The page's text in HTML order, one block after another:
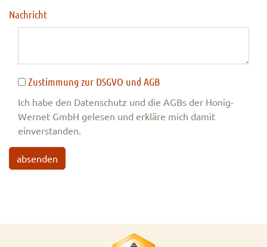
Nachricht
Zustimmung zur DSGVO und AGB
Ich habe den Datenschutz und die AGBs der Honig-
Wernet GmbH gelesen und erkläre mich damit
einverstanden.
absenden